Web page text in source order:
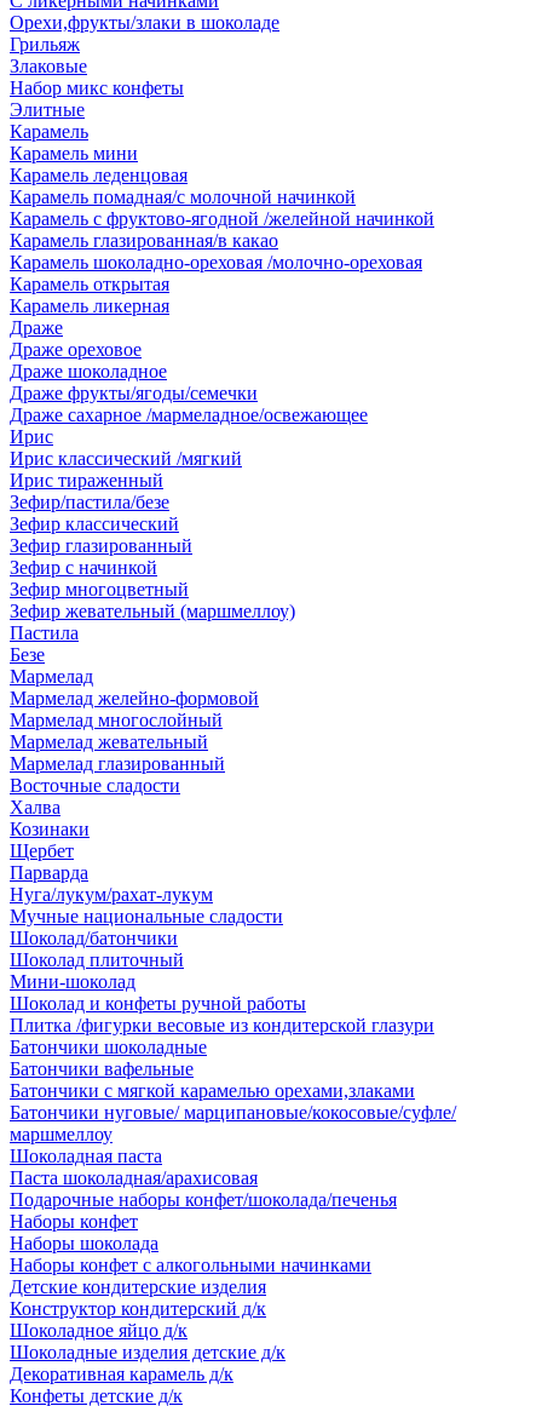
Орехи,фрукты/злаки в шоколаде
Грильяж
Злаковые
Набор микс конфеты
Элитные
Карамель
Карамель мини
Карамель леденцовая
Карамель помадная/с молочной начинкой
Карамель с фруктово-ягодной /желейной начинкой
Карамель глазированная/в какао
Карамель шоколадно-ореховая /молочно-ореховая
Карамель открытая
Карамель ликерная
Драже
Драже ореховое
Драже шоколадное
Драже фрукты/ягоды/семечки
Драже сахарное /мармеладное/освежающее
Ирис
Ирис классический /мягкий
Ирис тираженный
Зефир/пастила/безе
Зефир классический
Зефир глазированный
Зефир с начинкой
Зефир многоцветный
Зефир жевательный (маршмеллоу)
Пастила
Безе
Мармелад
Мармелад желейно-формовой
Мармелад многослойный
Мармелад жевательный
Мармелад глазированный
Восточные сладости
Халва
Козинаки
Щербет
Парварда
Нуга/лукум/рахат-лукум
Мучные национальные сладости
Шоколад/батончики
Шоколад плиточный
Мини-шоколад
Шоколад и конфеты ручной работы
Плитка /фигурки весовые из кондитерской глазури
Батончики шоколадные
Батончики вафельные
Батончики с мягкой карамелью орехами,злаками
Батончики нуговые/ марципановые/кокосовые/суфле/
маршмеллоу
Шоколадная паста
Паста шоколадная/арахисовая
Подарочные наборы конфет/шоколада/печенья
Наборы конфет
Наборы шоколада
Наборы конфет с алкогольными начинками
Детские кондитерские изделия
Конструктор кондитерский д/к
Шоколадное яйцо д/к
Шоколадные изделия детские д/к
Декоративная карамель д/к
Конфеты детские д/к